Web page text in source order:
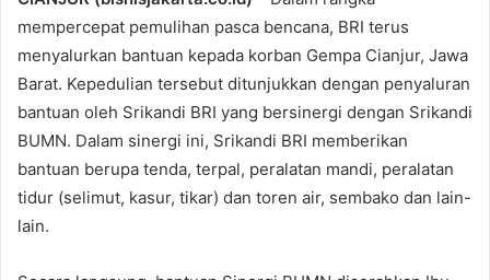
mempercepat pemulihan pasca bencana, BRI terus
menyalurkan bantuan kepada korban Gempa Cianjur, Jawa
Barat. Kepedulian tersebut ditunjukkan dengan penyaluran
bantuan oleh Srikandi BRI yang bersinergi dengan Srikandi
BUMN. Dalam sinergi ini, Srikandi BRI memberikan
bantuan berupa tenda, terpal, peralatan mandi, peralatan
tidur (selimut, kasur, tikar) dan toren air, sembako dan lain-
lain.